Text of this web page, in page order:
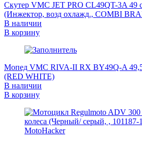
Скутер VMC JET PRO CL49QT-3A
(Инжектор, возд охлажд., COMBI
В наличии
В корзину
Мопед VMC RIVA-II RX BY49Q-A
(RED WHITE)
В наличии
В корзину